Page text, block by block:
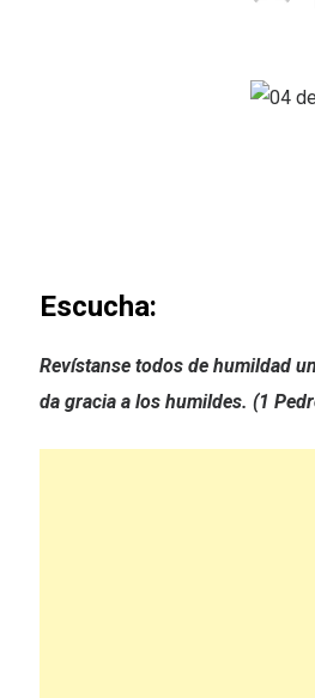
Escucha:
Revístanse todos de humildad
da gracia a los humildes. (1